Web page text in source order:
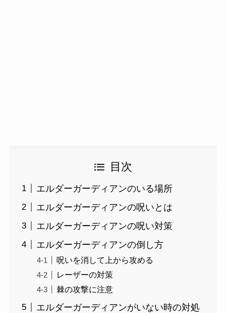
目次
エルダーガーディアンのいる場所
エルダーガーディアンの呪いとは
エルダーガーディアンの呪い対策
エルダーガーディアンの倒し方
呪いを消して上から攻める
レーザーの対策
棘の攻撃に注意
エルダーガーディアンがいない時の対処